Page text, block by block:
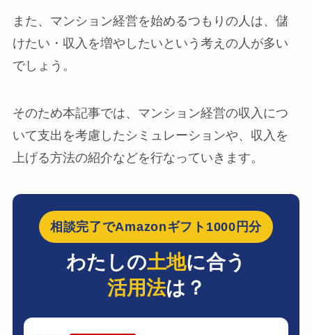
また、マンション経営を始めるつもりの人は、儲
けたい・収入を増やしたいという考えの人が多い
でしょう。
そのため本記事では、マンション経営の収入につ
いて支出を考慮したシミュレーションや、収入を
上げる方法の紹介などを行なっていきます。
相談完了でAmazonギフト1000円分
わたしの土地に合う
活用法は？